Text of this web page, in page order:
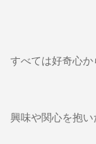
すべては好奇心か
興味や関心を抱い